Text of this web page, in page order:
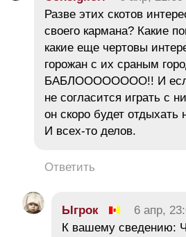
Разве этих скотов
своего кармана? Какие
какие еще чертовы
горожан с их сраным
БАБЛОООООООО!! И
не согласится играть с
он скоро будет отдыхать
И всех-то делов.
Ответить
Ыгрок 6 апр,
К вашему сведению: